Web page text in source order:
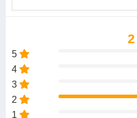
2
5
4
3
2
1